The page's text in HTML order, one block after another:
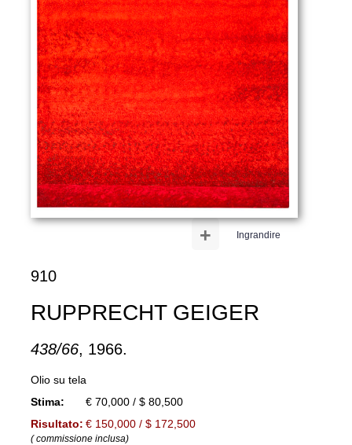
Ingrandire
+
910
RUPPRECHT GEIGER
438/66, 1966.
Olio su tela
Stima:
€ 70,000 / $ 80,500
Risultato: € 150,000 / $ 172,500
( commissione inclusa)